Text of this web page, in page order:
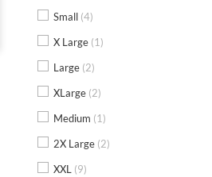
Small (4)
X Large (1)
Large (2)
XLarge (2)
Medium (1)
2X Large (2)
XXL (9)